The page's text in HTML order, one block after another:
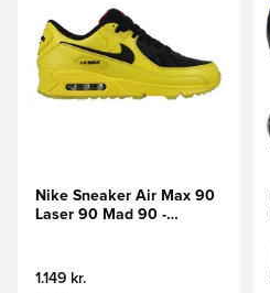
Nike Sneaker Air Max 90
Laser 90 Mad 90 -
1.149 kr.